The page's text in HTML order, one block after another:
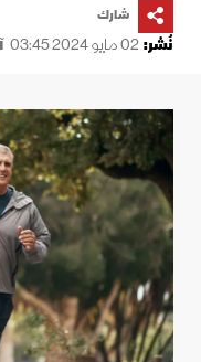
شارك
نُشر:02 مايو 2024 03:45